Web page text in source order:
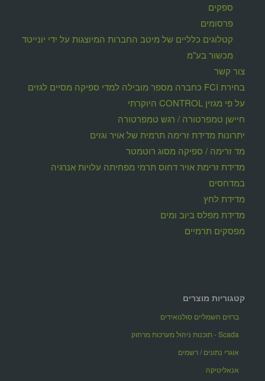
ספקים
פרסומים
קטלוגים כלליים של מיטב החברות המיוצגות על ידי יונייטד
מכשור בע"מ
צור קשר
בחירת FCI כחברה מספר מובילה למדי ספיקה מסיים לגזים
על פי מגזין CONTROL היוקרתי
חיישן טמפרטורה / רגש טמפרטורה
יתרונות מדידת זרימה תרמית של אויר וגזים
מד זרימה / ספיקה מסוג רוטמטר
מדידת זרימת אויר דחוס תרמי מפחיתה עלויות אנרגיה
במדחסים
מדידת לחץ
מדידת מפלס ביוב ומים
מפסקים תרמיים
קטגוריות מוצרים
ברזים חשמליים סולנואידים
Scada - תוכנות ניהול מערכות מרחוק
אוגרי נתונים / רשמים
אנאליטיקה